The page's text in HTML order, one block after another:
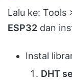
Lalu ke: Tools
ESP32 dan
Instal
DHT